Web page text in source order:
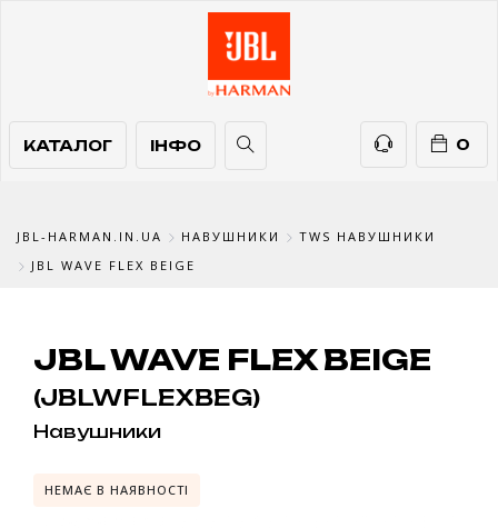
КАТАЛОГ
КАТАЛОГ ІНФО
ІНФО 0
ТЕЛЕФОНИ
JBL-HARMAN.IN.UA НАВУШНИКИ
TWS НАВУШНИКИ
JBL WAVE FLEX BEIGE
JBL WAVE FLEX BEIGE
(JBLWFLEXBEG)
Навушники
НЕМАЄ В НАЯВНОСТІ